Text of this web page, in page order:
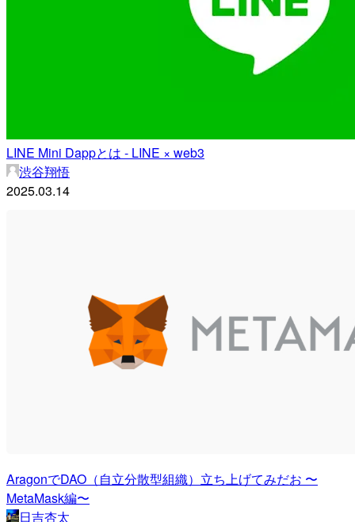
LINE Mini Dappとは - LINE × web3
渋谷翔悟
2025.03.14
AragonでDAO（自立分散型組織）立ち上げてみだお 〜
MetaMask編〜
日吉杏太